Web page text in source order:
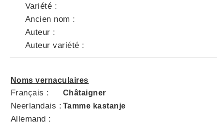
Variété :
Ancien nom :
Auteur :
Auteur variété :
Noms vernaculaires
Français : Châtaigner
Neerlandais : Tamme kastanje
Allemand :